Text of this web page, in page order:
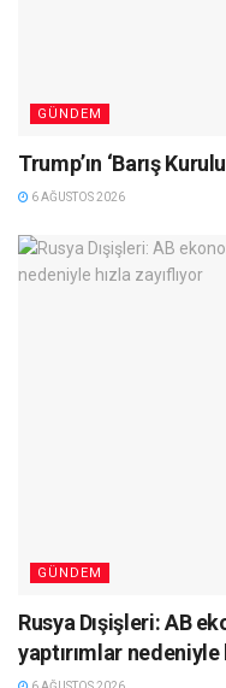
GÜNDEM
Trump’ın ‘Barış
6 AĞUSTOS 2026
GÜNDEM
Rusya Dışişleri: AB
yaptırımlar nedeniyle